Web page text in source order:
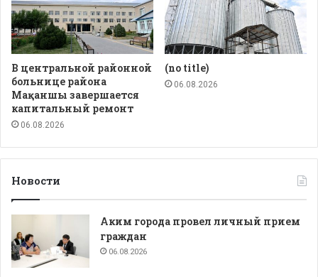
В центральной районной
больнице района
Мақаншы завершается
капитальный ремонт
06.08.2026
(no title)
06.08.2026
Новости
Аким города провел личный прием
граждан
06.08.2026